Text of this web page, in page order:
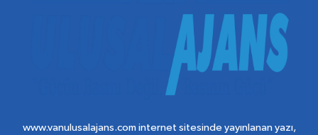
www.vanulusalajans.com internet sitesinde yayınlanan yazı,